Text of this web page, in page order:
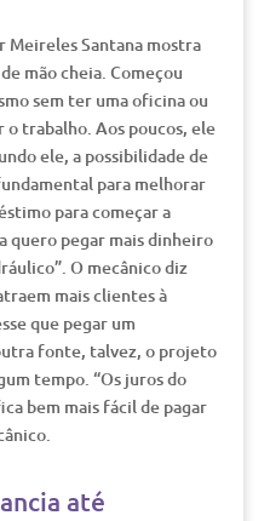
Meireles Santana mostra
mão cheia. Começou
sem ter uma oficina ou
trabalho. Aos poucos, ele
ele, a possibilidade de
para melhorar
para começar a
quero pegar mais dinheiro
O mecânico diz
mais clientes à
que pegar um
fonte, talvez, o projeto
tempo. “Os juros do
bem mais fácil de pagar
até